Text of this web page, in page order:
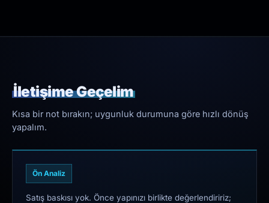
İletişime Geçelim
Kısa bir not bırakın; uygunluk durumuna göre hızlı dönüş
yapalım.
Ön Analiz
Satış baskısı yok. Önce yapınızı birlikte değerlendiririz;